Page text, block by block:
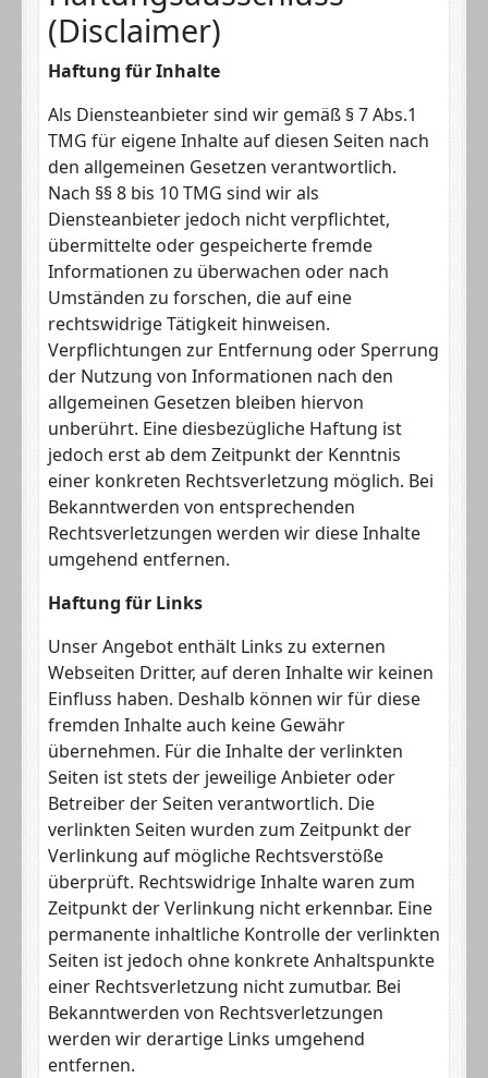
(Disclaimer)
Haftung für Inhalte
Als Diensteanbieter sind wir gemäß § 7 Abs.1
TMG für eigene Inhalte auf diesen Seiten nach
den allgemeinen Gesetzen verantwortlich.
Nach §§ 8 bis 10 TMG sind wir als
Diensteanbieter jedoch nicht verpflichtet,
übermittelte oder gespeicherte fremde
Informationen zu überwachen oder nach
Umständen zu forschen, die auf eine
rechtswidrige Tätigkeit hinweisen.
Verpflichtungen zur Entfernung oder Sperrung
der Nutzung von Informationen nach den
allgemeinen Gesetzen bleiben hiervon
unberührt. Eine diesbezügliche Haftung ist
jedoch erst ab dem Zeitpunkt der Kenntnis
einer konkreten Rechtsverletzung möglich. Bei
Bekanntwerden von entsprechenden
Rechtsverletzungen werden wir diese Inhalte
umgehend entfernen.
Haftung für Links
Unser Angebot enthält Links zu externen
Webseiten Dritter, auf deren Inhalte wir keinen
Einfluss haben. Deshalb können wir für diese
fremden Inhalte auch keine Gewähr
übernehmen. Für die Inhalte der verlinkten
Seiten ist stets der jeweilige Anbieter oder
Betreiber der Seiten verantwortlich. Die
verlinkten Seiten wurden zum Zeitpunkt der
Verlinkung auf mögliche Rechtsverstöße
überprüft. Rechtswidrige Inhalte waren zum
Zeitpunkt der Verlinkung nicht erkennbar. Eine
permanente inhaltliche Kontrolle der verlinkten
Seiten ist jedoch ohne konkrete Anhaltspunkte
einer Rechtsverletzung nicht zumutbar. Bei
Bekanntwerden von Rechtsverletzungen
werden wir derartige Links umgehend
entfernen.